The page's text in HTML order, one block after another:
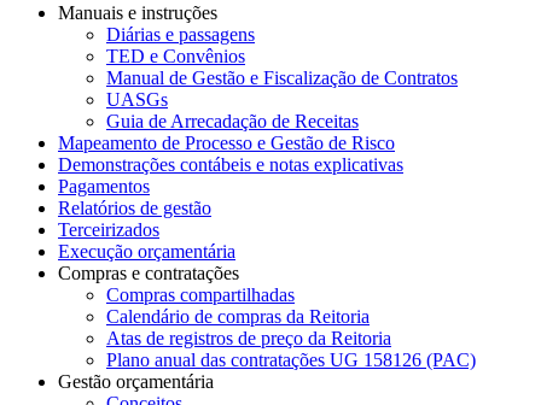
Manuais e instruções
Diárias e passagens
TED e Convênios
Manual de Gestão e Fiscalização de Contratos
UASGs
Guia de Arrecadação de Receitas
Mapeamento de Processo e Gestão de Risco
Demonstrações contábeis e notas explicativas
Pagamentos
Relatórios de gestão
Terceirizados
Execução orçamentária
Compras e contratações
Compras compartilhadas
Calendário de compras da Reitoria
Atas de registros de preço da Reitoria
Plano anual das contratações UG 158126 (PAC)
Gestão orçamentária